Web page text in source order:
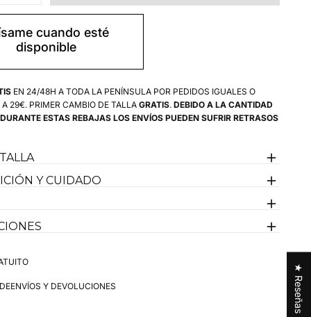
cantidad
para
Azul
España
Técnico
cuando esté
disponible
EN 24/48H A TODA LA PENÍNSULA POR PEDIDOS IGUALES O
A 29€. PRIMER CAMBIO DE TALLAGRATIS.DEBIDO A LA CANTIDAD
ESTAS REBAJAS LOS ENVÍOS PUEDEN SUFRIR RETRASOS
Y CUIDADO
ENVÍOS Y DEVOLUCIONES ★ Reseñas